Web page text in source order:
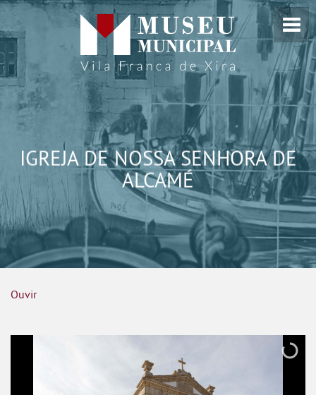
IGREJA DE NOSSA SENHORA DE
ALCAMÉ
Ouvir